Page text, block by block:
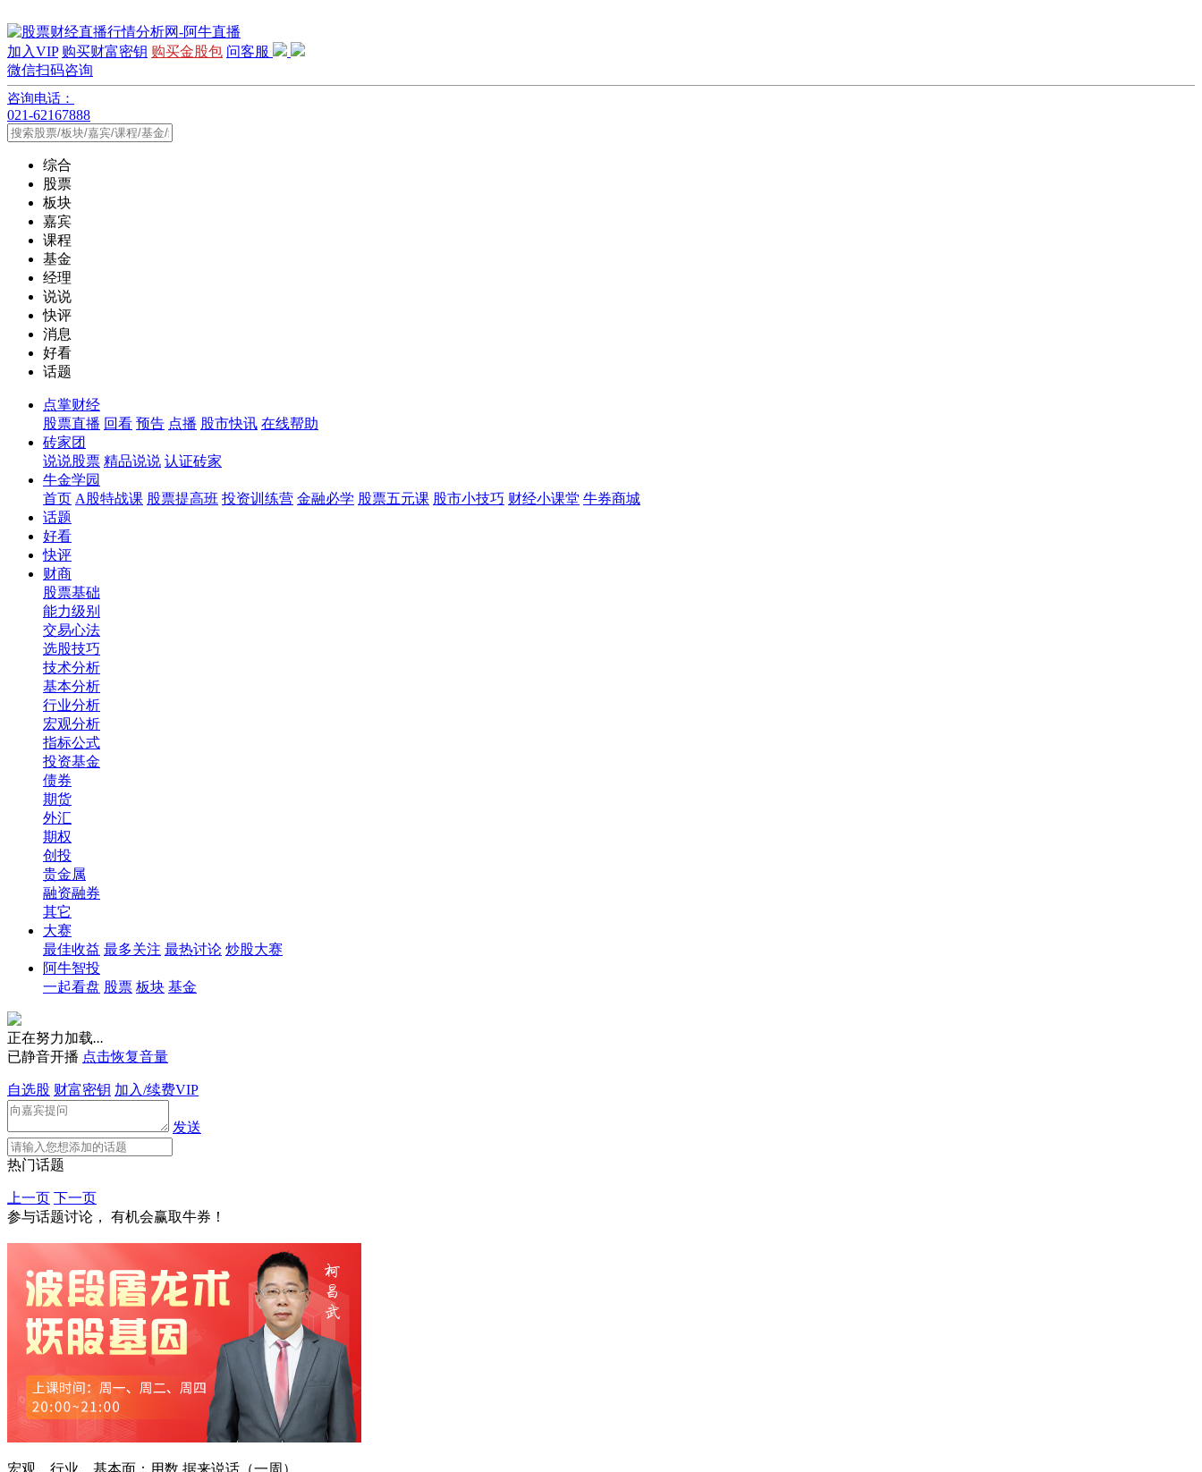
加入VIP 购买财富密钥 购买金股包 问客服
微信扫码咨询
咨询电话：
021-62167888
综合
股票
板块
嘉宾
课程
基金
经理
说说
快评
消息
好看
话题
点掌财经
股票直播 回看 预告 点播 股市快讯 在线帮助
砖家团
说说股票 精品说说 认证砖家
牛金学园
首页 A股特战课 股票提高班 投资训练营 金融必学 股票五元课 股市小技巧 财经小课堂 牛券商城
话题
好看
快评
财商
股票基础
能力级别
交易心法
选股技巧
技术分析
基本分析
行业分析
宏观分析
指标公式
投资基金
债券
期货
外汇
期权
创投
贵金属
融资融券
其它
大赛
最佳收益 最多关注 最热讨论 炒股大赛
阿牛智投
一起看盘 股票 板块 基金
正在努力加载...
已静音开播 点击恢复音量
自选股 财富密钥 加入/续费VIP
发送
热门话题
上一页 下一页
参与话题讨论， 有机会赢取牛券！
宏观、行业、基本面：用数 据来说话（一周）